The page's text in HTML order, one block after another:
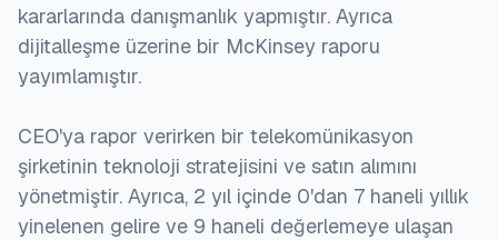
Teknolojiye bağımlılık:
Sistem arızaları veya teknolojik aksaklıklar
önemli ölçüde etkilenebilir, bu da bir faydalı
kuruluşun gelir akışını etkileyebilir.
Yetenek açığı:
kararlarında danışmanlık yapmıştır. Ayrıca
dijitalleşme üzerine bir McKinsey raporu
yayımlamıştır.
CEO'ya rapor verirken bir telekomünikasyon
şirketinin teknoloji stratejisini ve satın alımını
yönetmiştir. Ayrıca, 2 yıl içinde 0'dan 7 haneli yıllık
yinelenen gelire ve 9 haneli değerlemeye ulaşan